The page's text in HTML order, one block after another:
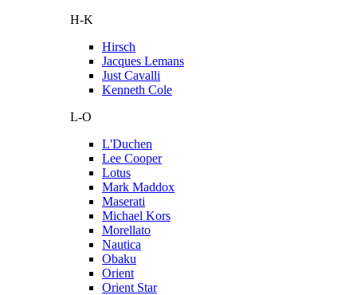
H-K
Hirsch
Jacques Lemans
Just Cavalli
Kenneth Cole
L-O
L'Duchen
Lee Cooper
Lotus
Mark Maddox
Maserati
Michael Kors
Morellato
Nautica
Obaku
Orient
Orient Star